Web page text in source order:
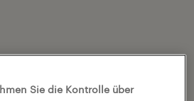
Sie die Kontrolle über